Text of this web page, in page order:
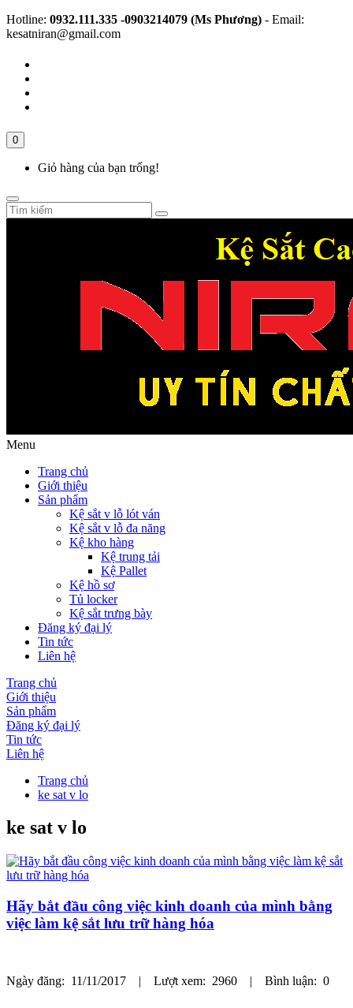
Hotline: 0932.111.335 -0903214079 (Ms Phương) - Email:
kesatniran@gmail.com
0
Giỏ hàng của bạn trống!
Menu
Trang chủ
Giới thiệu
Sản phẩm
Kệ sắt v lỗ lót ván
Kệ sắt v lỗ đa năng
Kệ kho hàng
Kệ trung tải
Kệ Pallet
Kệ hồ sơ
Tủ locker
Kệ sắt trưng bày
Đăng ký đại lý
Tin tức
Liên hệ
Trang chủ
Giới thiệu
Sản phẩm
Đăng ký đại lý
Tin tức
Liên hệ
Trang chủ
ke sat v lo
ke sat v lo
Hãy bắt đầu công việc kinh doanh của mình bằng
việc làm kệ sắt lưu trữ hàng hóa
Ngày đăng: 11/11/2017 | Lượt xem: 2960 | Bình luận: 0